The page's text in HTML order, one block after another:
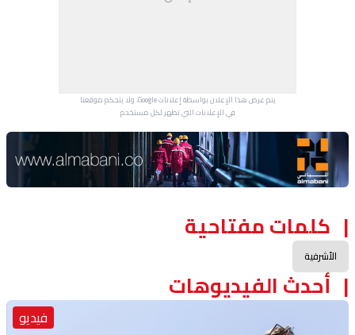
يتم عرض هذا الإعلان بواسطة إعلانات Google، ولا يتحكم موقعنا
في الإعلانات التي تظهر لكل مستخدم.
Advertisement Section
كلمات مفتاحية
الأشرفية
أحدث الفيديوهات
فيديو